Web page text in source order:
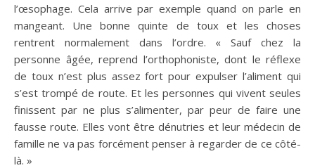
l’œsophage. Cela arrive par exemple quand on parle en
mangeant. Une bonne quinte de toux et les choses
rentrent normalement dans l’ordre. « Sauf chez la
personne âgée, reprend l’orthophoniste, dont le réflexe
de toux n’est plus assez fort pour expulser l’aliment qui
s’est trompé de route. Et les personnes qui vivent seules
finissent par ne plus s’alimenter, par peur de faire une
fausse route. Elles vont être dénutries et leur médecin de
famille ne va pas forcément penser à regarder de ce côté-
là. »